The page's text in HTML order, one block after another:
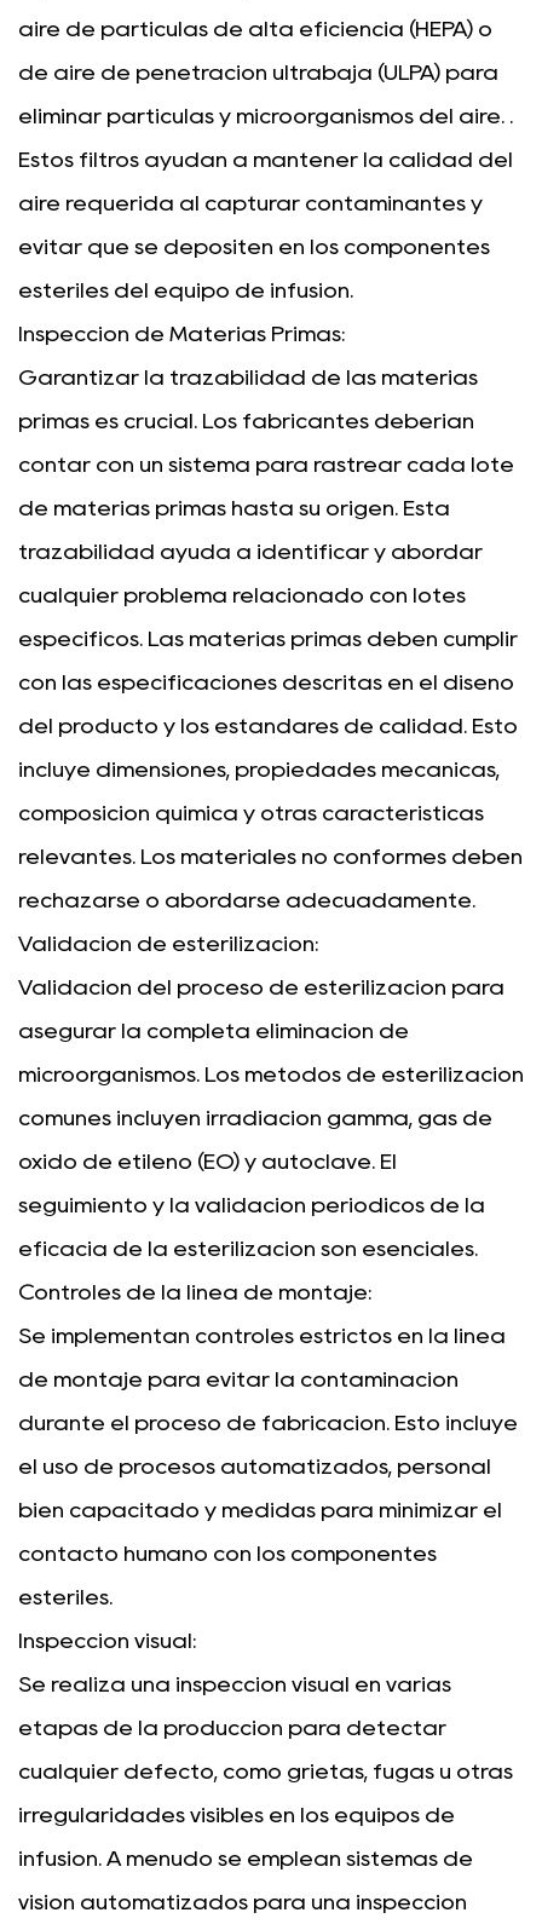
aire de partículas de alta eficiencia (HEPA) o
de aire de penetración ultrabaja (ULPA) para
eliminar partículas y microorganismos del aire. .
Estos filtros ayudan a mantener la calidad del
aire requerida al capturar contaminantes y
evitar que se depositen en los componentes
estériles del equipo de infusión.
Inspección de Materias Primas:
Garantizar la trazabilidad de las materias
primas es crucial. Los fabricantes deberían
contar con un sistema para rastrear cada lote
de materias primas hasta su origen. Esta
trazabilidad ayuda a identificar y abordar
cualquier problema relacionado con lotes
específicos. Las materias primas deben cumplir
con las especificaciones descritas en el diseño
del producto y los estándares de calidad. Esto
incluye dimensiones, propiedades mecánicas,
composición química y otras características
relevantes. Los materiales no conformes deben
rechazarse o abordarse adecuadamente.
Validación de esterilización:
Validación del proceso de esterilización para
asegurar la completa eliminación de
microorganismos. Los métodos de esterilización
comunes incluyen irradiación gamma, gas de
óxido de etileno (EO) y autoclave. El
seguimiento y la validación periódicos de la
eficacia de la esterilización son esenciales.
Controles de la línea de montaje:
Se implementan controles estrictos en la línea
de montaje para evitar la contaminación
durante el proceso de fabricación. Esto incluye
el uso de procesos automatizados, personal
bien capacitado y medidas para minimizar el
contacto humano con los componentes
estériles.
Inspección visual:
Se realiza una inspección visual en varias
etapas de la producción para detectar
cualquier defecto, como grietas, fugas u otras
irregularidades visibles en los equipos de
infusión. A menudo se emplean sistemas de
visión automatizados para una inspección